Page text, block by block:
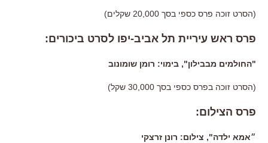
(הסרט זוכה פרס כספי בסך 20,000 שקלים)
פרס ראש עיריית תל אביב-יפו לסרט ביכורים:
"החולמים מבבילון", בימוי: רומן שומונוב
(הסרט זוכה בפרס כספי בסך 30,000 שקל)
פרס הצילום:
״אמא ילדה", צילום: רונן זרצקי